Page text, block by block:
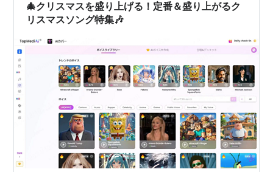
🎄クリスマスを盛り上げる！定番＆盛り上がるク
リスマスソング特集🎶